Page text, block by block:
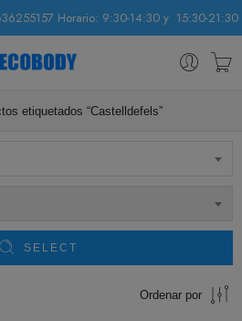
Horario: 9:30-14:30 y 15:30-21:30
etiquetados “Castelldefels”
SELECT
Ordenar por